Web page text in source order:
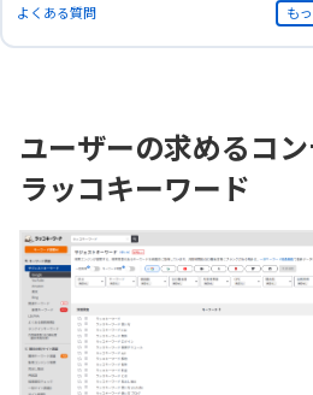
サーバー名
ラッコキーワード
ヘッダー名
X-API-Key
値
発行したAPIキー
よくある質問
も
ユーザーの求めるコ
ラッコキーワード